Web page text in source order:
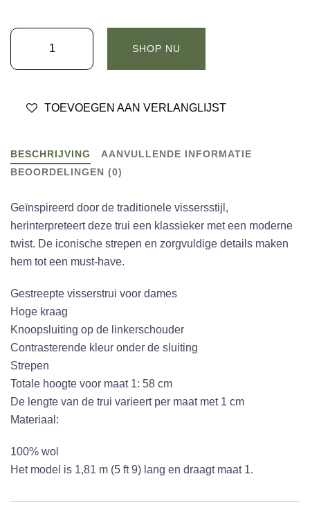
ARMOR
PULL
NAVY
SHOP NU
TOEVOEGEN AAN VERLANGLIJST
BESCHRIJVING
AANVULLENDE INFORMATIE
BEOORDELINGEN (0)
Geïnspireerd door de traditionele vissersstijl,
herinterpreteert deze trui een klassieker met een moderne
twist. De iconische strepen en zorgvuldige details maken
hem tot een must-have.
Gestreepte visserstrui voor dames
Hoge kraag
Knoopsluiting op de linkerschouder
Contrasterende kleur onder de sluiting
Strepen
Totale hoogte voor maat 1: 58 cm
De lengte van de trui varieert per maat met 1 cm
Materiaal:
100% wol
Het model is 1,81 m (5 ft 9) lang en draagt ​​maat 1.